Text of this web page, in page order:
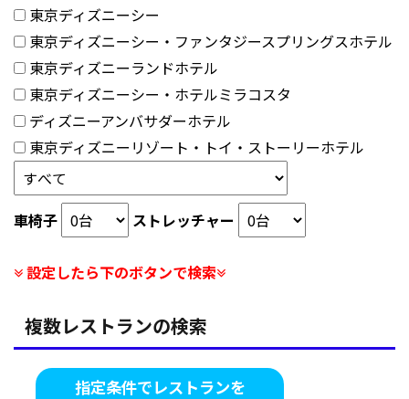
東京ディズニーシー
東京ディズニーシー・ファンタジースプリングスホテル
東京ディズニーランドホテル
東京ディズニーシー・ホテルミラコスタ
ディズニーアンバサダーホテル
東京ディズニーリゾート・トイ・ストーリーホテル
車椅子 ストレッチャー
設定したら下のボタンで検索
複数レストランの検索
指定条件でレストランを